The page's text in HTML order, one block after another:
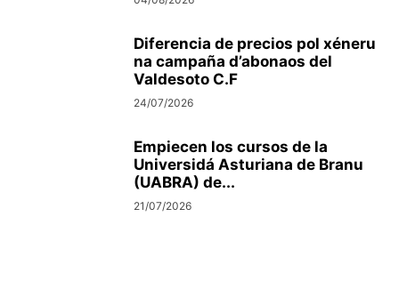
Diferencia de precios pol xéneru
na campaña d’abonaos del
Valdesoto C.F
24/07/2026
Empiecen los cursos de la
Universidá Asturiana de Branu
(UABRA) de...
21/07/2026